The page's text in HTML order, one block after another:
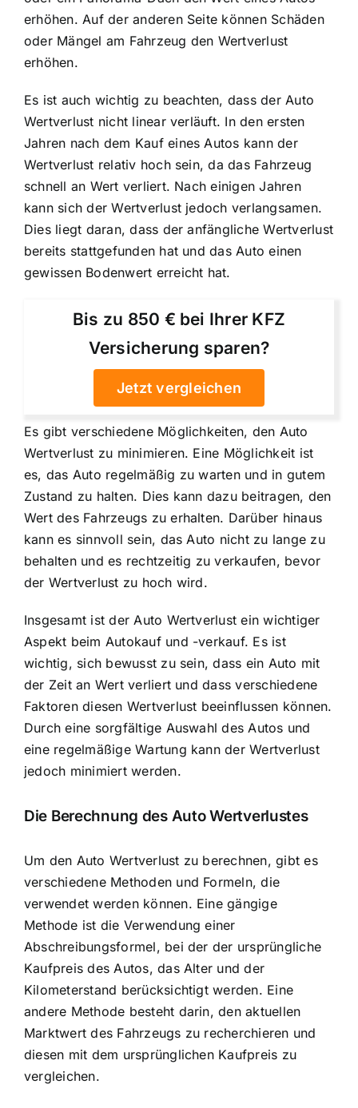
erhöhen. Auf der anderen Seite können Schäden
oder Mängel am Fahrzeug den Wertverlust
erhöhen.
Es ist auch wichtig zu beachten, dass der Auto
Wertverlust nicht linear verläuft. In den ersten
Jahren nach dem Kauf eines Autos kann der
Wertverlust relativ hoch sein, da das Fahrzeug
schnell an Wert verliert. Nach einigen Jahren
kann sich der Wertverlust jedoch verlangsamen.
Dies liegt daran, dass der anfängliche Wertverlust
bereits stattgefunden hat und das Auto einen
gewissen Bodenwert erreicht hat.
Bis zu 850 € bei Ihrer KFZ
Versicherung sparen?
Jetzt vergleichen
Es gibt verschiedene Möglichkeiten, den Auto
Wertverlust zu minimieren. Eine Möglichkeit ist
es, das Auto regelmäßig zu warten und in gutem
Zustand zu halten. Dies kann dazu beitragen, den
Wert des Fahrzeugs zu erhalten. Darüber hinaus
kann es sinnvoll sein, das Auto nicht zu lange zu
behalten und es rechtzeitig zu verkaufen, bevor
der Wertverlust zu hoch wird.
Insgesamt ist der Auto Wertverlust ein wichtiger
Aspekt beim Autokauf und -verkauf. Es ist
wichtig, sich bewusst zu sein, dass ein Auto mit
der Zeit an Wert verliert und dass verschiedene
Faktoren diesen Wertverlust beeinflussen können.
Durch eine sorgfältige Auswahl des Autos und
eine regelmäßige Wartung kann der Wertverlust
jedoch minimiert werden.
Die Berechnung des Auto Wertverlustes
Um den Auto Wertverlust zu berechnen, gibt es
verschiedene Methoden und Formeln, die
verwendet werden können. Eine gängige
Methode ist die Verwendung einer
Abschreibungsformel, bei der der ursprüngliche
Kaufpreis des Autos, das Alter und der
Kilometerstand berücksichtigt werden. Eine
andere Methode besteht darin, den aktuellen
Marktwert des Fahrzeugs zu recherchieren und
diesen mit dem ursprünglichen Kaufpreis zu
vergleichen.